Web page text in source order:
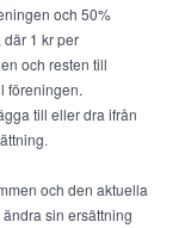
och 50%
1 kr per
och resten till
föreningen.
till eller dra ifrån
och den aktuella
sin ersättning